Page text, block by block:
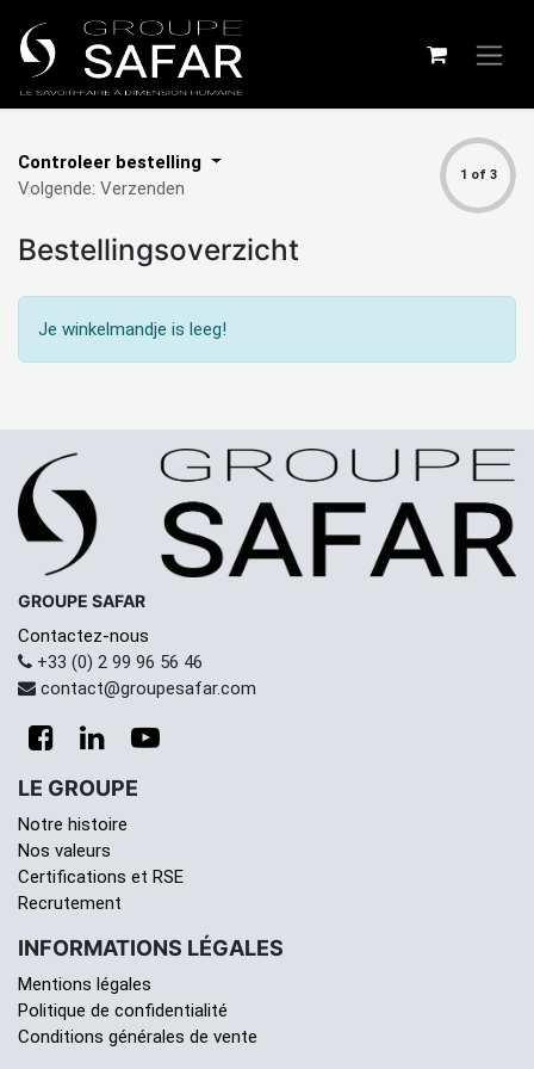
Controleer bestelling
Volgende: Verzenden
1 of 3
Bestellingsoverzicht
Je winkelmandje is leeg!
GROUPE SAFAR
Contactez-nous
+33 (0) 2 99 96 56 46
contact@groupesafar.com
LE GROUPE
Notre histoire
Nos valeurs
Certifications et RSE
Recrutement
INFORMATIONS LÉGALES
Mentions légales
Politique de confidentialité
Conditions générales de vente